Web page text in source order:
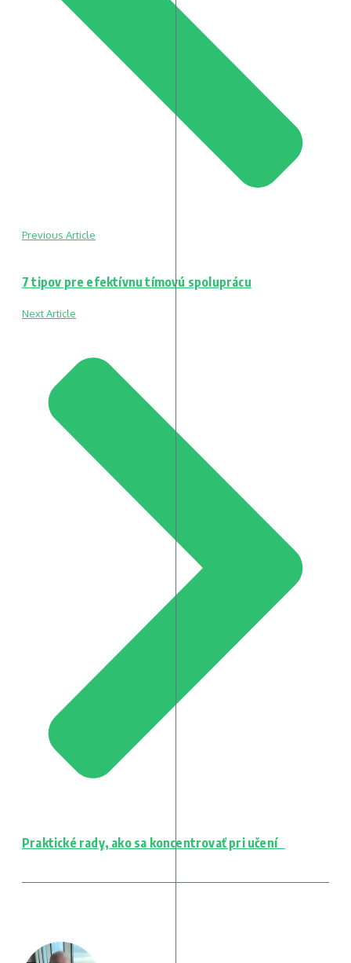
Previous Article
7 tipov pre efektívnu tímovú spoluprácu
Next Article
Praktické rady, ako sa koncentrovať pri učení